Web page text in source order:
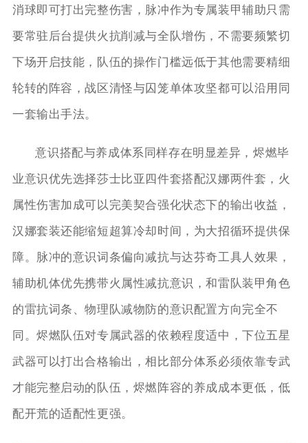
消球即可打出完整伤害，脉冲作为专属装甲辅助只需
要常驻后台提供火抗削减与全队增伤，不需要频繁切
下场开启技能，队伍的操作门槛远低于其他需要精细
轮转的阵容，战区清怪与囚笼单体攻坚都可以沿用同
一套输出手法。
意识搭配与养成体系同样存在明显差异，烬燃毕
业意识优先选择莎士比亚四件套搭配汉娜两件套，火
属性伤害加成可以完美契合强化状态下的输出收益，
汉娜套装还能缩短超算冷却时间，为大招循环提供保
障。脉冲的意识词条偏向减抗与达芬奇工具人效果，
辅助机体优先携带火属性减抗意识，和雷队装甲角色
的雷抗词条、物理队减物防的意识配置方向完全不
同。烬燃队伍对专属武器的依赖程度适中，下位五星
武器可以打出合格输出，相比部分体系必须依靠专武
才能完整启动的队伍，烬燃阵容的养成成本更低，低
配开荒的适配性更强。